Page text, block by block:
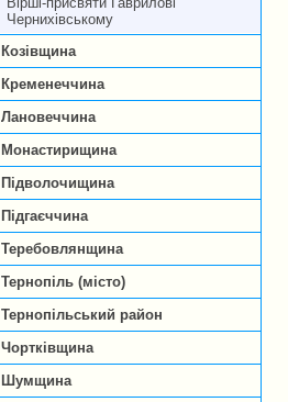
Чернихівському
Козівщина
Кременеччина
Лановеччина
Монастирищина
Підволочищина
Підгаєччина
Теребовлянщина
Тернопіль (місто)
Тернопільський район
Чортківщина
Шумщина